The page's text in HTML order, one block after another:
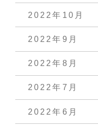
2022年10月
2022年9月
2022年8月
2022年7月
2022年6月